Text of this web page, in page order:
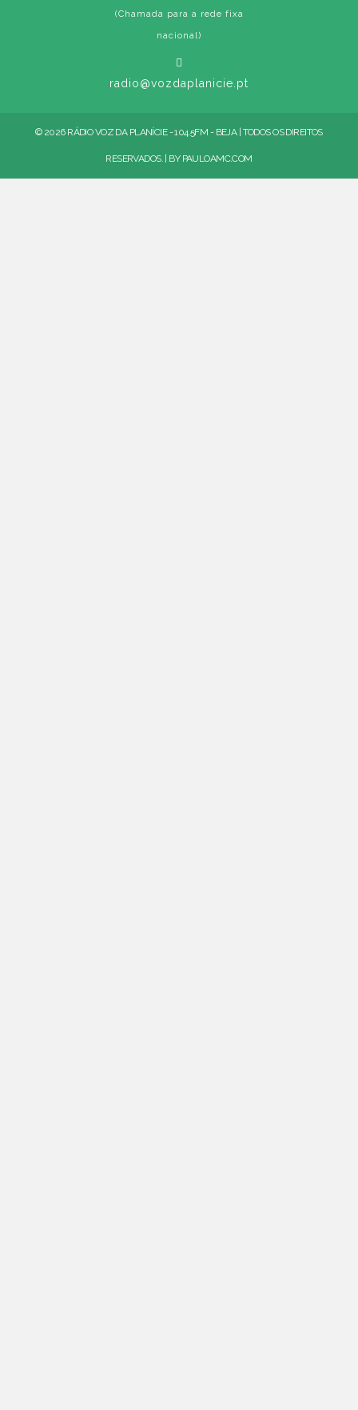
(Chamada para a rede fixa
nacional)
radio@vozdaplanicie.pt
© 2026 RÁDIO VOZ DA PLANÍCIE - 104.5FM - BEJA | TODOS OS DIREITOS
RESERVADOS. | BY PAULOAMC.COM